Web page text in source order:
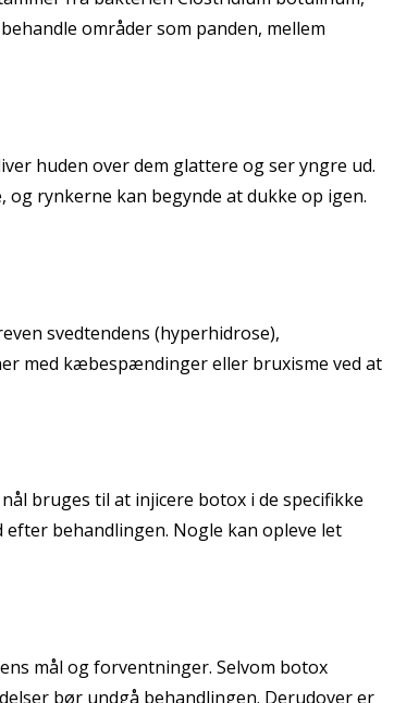
områder som panden, mellem
huden over dem glattere og ser yngre ud.
rynkerne kan begynde at dukke op igen.
svedtendens (hyperhidrose),
med kæbespændinger eller bruxisme ved at
bruges til at injicere botox i de specifikke
behandlingen. Nogle kan opleve let
mål og forventninger. Selvom botox
bør undgå behandlingen. Derudover er